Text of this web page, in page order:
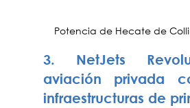
Potencia de Hecate de
3. NetJets
aviación privada
infraestructuras de